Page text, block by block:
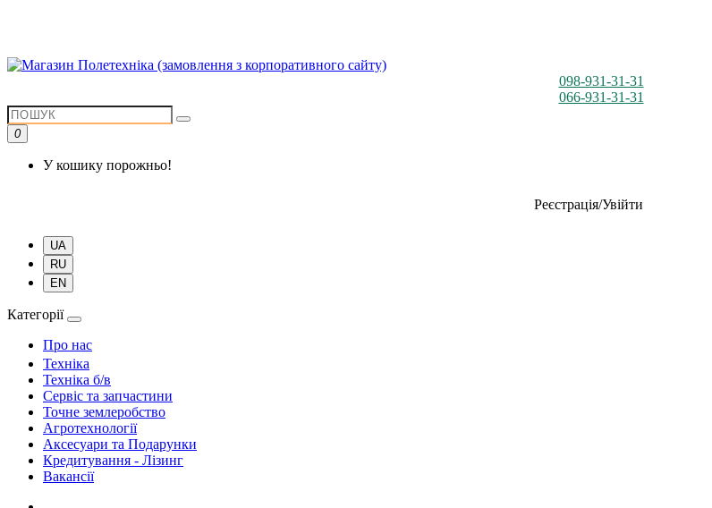
098-931-31-31
066-931-31-31
0
У кошику порожньо!
Реєстрація/Увійти
UA
RU
EN
Категорії
Про нас
Техніка
Техніка б/в
Сервіс та запчастини
Точне землеробство
Агротехнології
Аксесуари та Подарунки
Кредитування - Лізинг
Вакансії